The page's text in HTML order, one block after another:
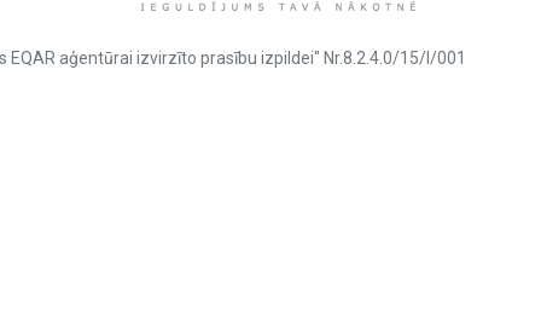
EQAR aģentūrai izvirzīto prasību izpildei" Nr.8.2.4.0/15/I/001